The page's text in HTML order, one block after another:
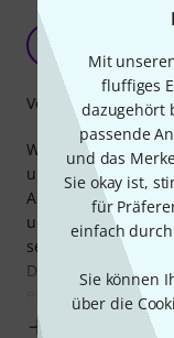
Mit
fluffiges
dazugehört
passende
und das
Sie okay ist,
für
einfach durch
Sie können
über die
G
Wir nutzen das
und das wichtigste
Ausfälle oder
unserer Band sehr
sehe ich auch ein
Die Trommel ist für
ein so langes
Mehr anzeigen
Verarbeitung